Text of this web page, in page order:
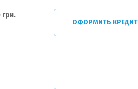
грн.
ОФОРМИТЬ КРЕДИТ